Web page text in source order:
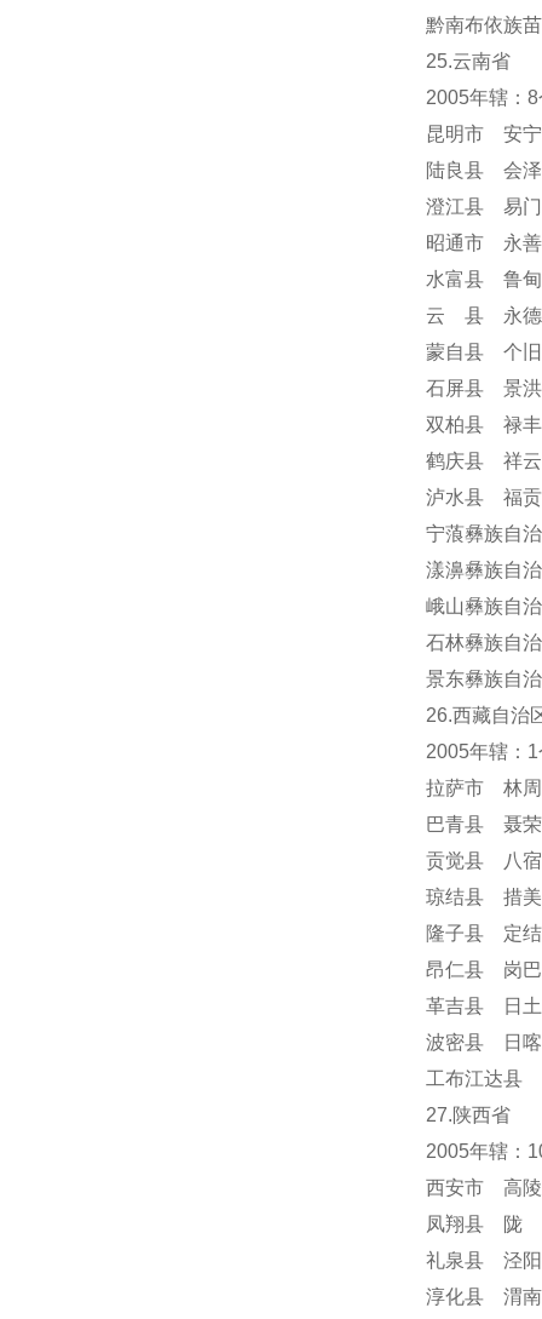
黔南布依族
25.云南省
2005年辖：
昆明市 安
陆良县 会
澄江县 易
昭通市 永
水富县 鲁
云 县 永德
蒙自县 个
石屏县 景
双柏县 禄
鹤庆县 祥
泸水县 福
宁蒗彝族自
漾濞彝族自
峨山彝族自
石林彝族自
景东彝族自
26.西藏自治
2005年辖：
拉萨市 林
巴青县 聂
贡觉县 八
琼结县 措
隆子县 定
昂仁县 岗
革吉县 日
波密县 日
工布江达县
27.陕西省
2005年辖：
西安市 高
凤翔县 陇
礼泉县 泾
淳化县 渭